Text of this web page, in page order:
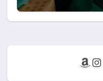
Amazon Instagram